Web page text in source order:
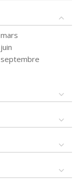
mars
juin
septembre